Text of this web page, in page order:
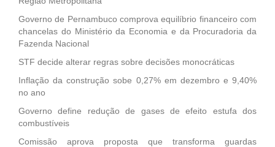
Governo de Pernambuco comprova equilíbrio financeiro com
chancelas do Ministério da Economia e da Procuradoria da
Fazenda Nacional
STF decide alterar regras sobre decisões monocráticas
Inflação da construção sobe 0,27% em dezembro e 9,40%
no ano
Governo define redução de gases de efeito estufa dos
combustíveis
Comissão aprova proposta que transforma guardas